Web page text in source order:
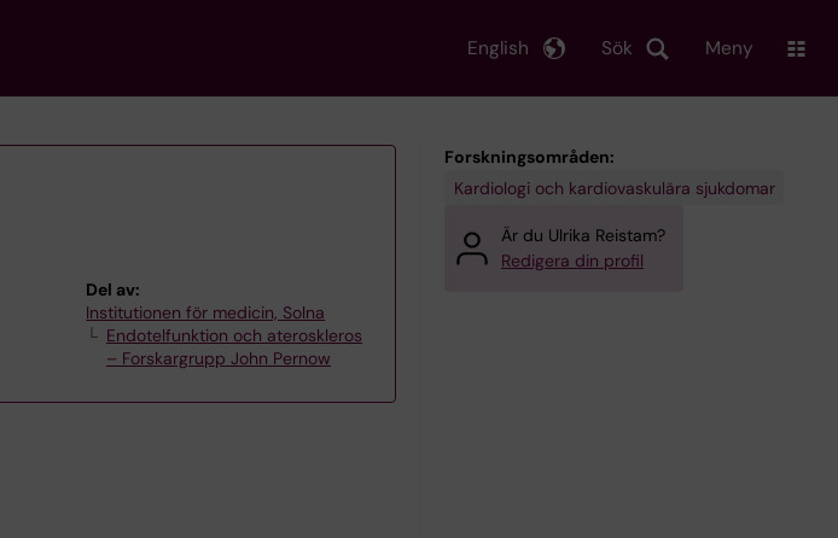
Sök
English Meny
Del av:
Institutionen för medicin, Solna
Endotelfunktion och ateroskleros
– Forskargrupp John Pernow
Forskningsområden:
Kardiologi och kardiovaskulära sjukdomar
Är du Ulrika Reistam?
Redigera din profil